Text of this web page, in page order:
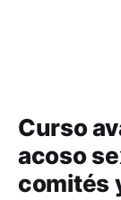
Curso
acoso
comités